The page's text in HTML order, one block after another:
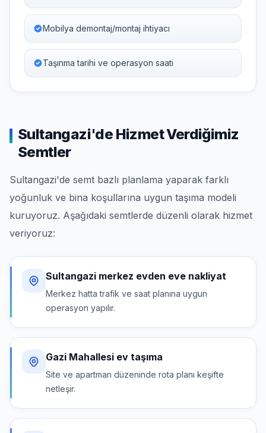
Mobilya demontaj/montaj ihtiyacı
Taşınma tarihi ve operasyon saati
Sultangazi'de Hizmet Verdiğimiz
Semtler
Sultangazi'de semt bazlı planlama yaparak farklı
yoğunluk ve bina koşullarına uygun taşıma modeli
kuruyoruz. Aşağıdaki semtlerde düzenli olarak hizmet
veriyoruz:
Sultangazi merkez evden eve nakliyat
Merkez hatta trafik ve saat planına uygun
operasyon yapılır.
Gazi Mahallesi ev taşıma
Site ve apartman düzeninde rota planı keşifte
netleşir.